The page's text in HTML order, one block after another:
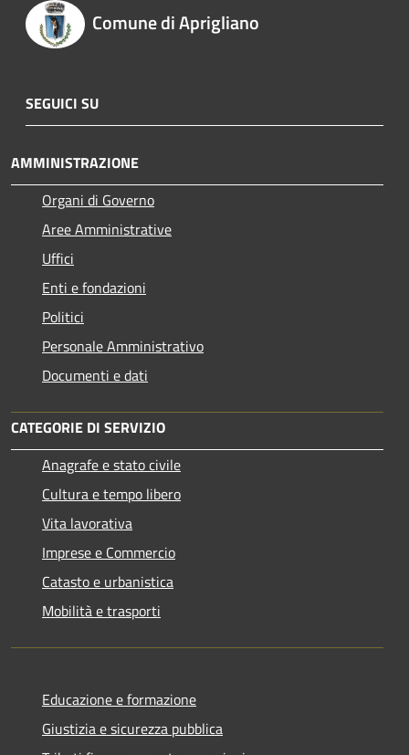
Comune di Aprigliano
SEGUICI SU
AMMINISTRAZIONE
Organi di Governo
Aree Amministrative
Uffici
Enti e fondazioni
Politici
Personale Amministrativo
Documenti e dati
CATEGORIE DI SERVIZIO
Anagrafe e stato civile
Cultura e tempo libero
Vita lavorativa
Imprese e Commercio
Catasto e urbanistica
Mobilità e trasporti
Educazione e formazione
Giustizia e sicurezza pubblica